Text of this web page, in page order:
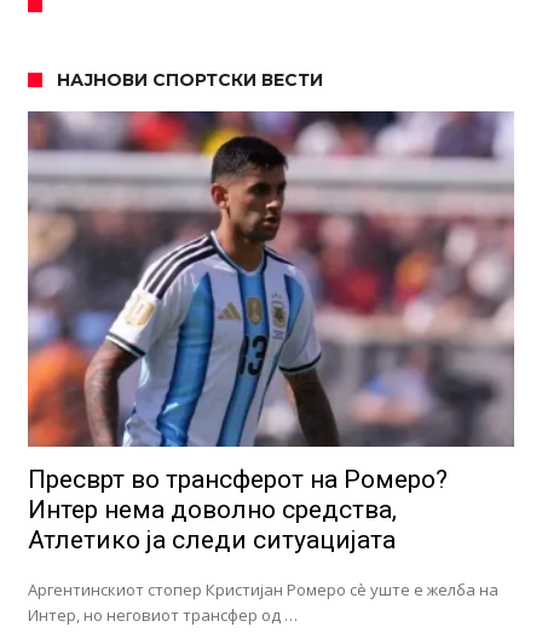
НАЈНОВИ СПОРТСКИ ВЕСТИ
Пресврт во трансферот на Ромеро?
Интер нема доволно средства,
Атлетико ја следи ситуацијата
Аргентинскиот стопер Кристијан Ромеро сè уште е желба на
Интер, но неговиот трансфер од …